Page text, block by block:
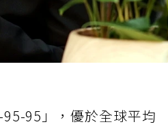
95」，優於全球平均